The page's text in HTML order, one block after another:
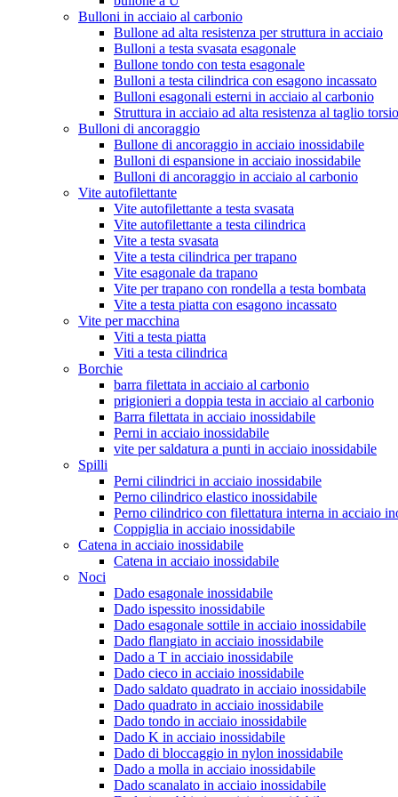
Bulloni in acciaio al carbonio
Bullone ad alta resistenza per struttura in acciaio
Bulloni a testa svasata esagonale
Bullone tondo con testa esagonale
Bulloni a testa cilindrica con esagono incassato
Bulloni esagonali esterni in acciaio al carbonio
Struttura in acciaio ad alta resistenza al taglio
Bulloni di ancoraggio
Bullone di ancoraggio in acciaio inossidabile
Bulloni di espansione in acciaio inossidabile
Bulloni di ancoraggio in acciaio al carbonio
Vite autofilettante
Vite autofilettante a testa svasata
Vite autofilettante a testa cilindrica
Vite a testa svasata
Vite a testa cilindrica per trapano
Vite esagonale da trapano
Vite per trapano con rondella a testa bombata
Vite a testa piatta con esagono incassato
Vite per macchina
Viti a testa piatta
Viti a testa cilindrica
Borchie
barra filettata in acciaio al carbonio
prigionieri a doppia testa in acciaio al carbonio
Barra filettata in acciaio inossidabile
Perni in acciaio inossidabile
vite per saldatura a punti in acciaio inossidabile
Spilli
Perni cilindrici in acciaio inossidabile
Perno cilindrico elastico inossidabile
Perno cilindrico con filettatura interna in acciaio
Coppiglia in acciaio inossidabile
Catena in acciaio inossidabile
Catena in acciaio inossidabile
Noci
Dado esagonale inossidabile
Dado ispessito inossidabile
Dado esagonale sottile in acciaio inossidabile
Dado flangiato in acciaio inossidabile
Dado a T in acciaio inossidabile
Dado cieco in acciaio inossidabile
Dado saldato quadrato in acciaio inossidabile
Dado quadrato in acciaio inossidabile
Dado tondo in acciaio inossidabile
Dado K in acciaio inossidabile
Dado di bloccaggio in nylon inossidabile
Dado a molla in acciaio inossidabile
Dado scanalato in acciaio inossidabile